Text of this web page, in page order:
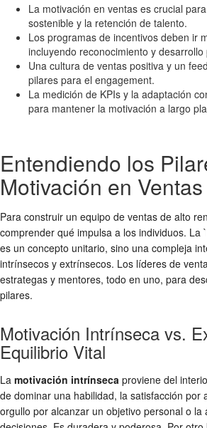
La motivación en ventas es crucial
sostenible y la retención de talento.
Los programas de incentivos deben ir
incluyendo reconocimiento y desarrollo
Una cultura de ventas positiva y un
pilares para el engagement.
La medición de KPIs y la adaptación
para mantener la motivación a largo
Entendiendo los
Motivación en Ventas
Para construir un equipo de ventas de alto
comprender qué impulsa a los individuos. La
es un concepto unitario, sino una compleja
intrínsecos y extrínsecos. Los líderes de
estrategas y mentores, todo en uno, para
pilares.
Motivación Intrínseca vs.
Equilibrio Vital
La motivación intrínseca proviene del
de dominar una habilidad, la satisfacción por
orgullo por alcanzar un objetivo personal o